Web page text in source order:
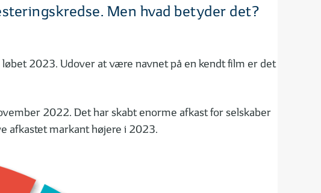
Men hvad betyder det?
løbet 2023. Udover at være navnet på en kendt film er det
2022. Det har skabt enorme afkast for selskaber
afkastet markant højere i 2023.